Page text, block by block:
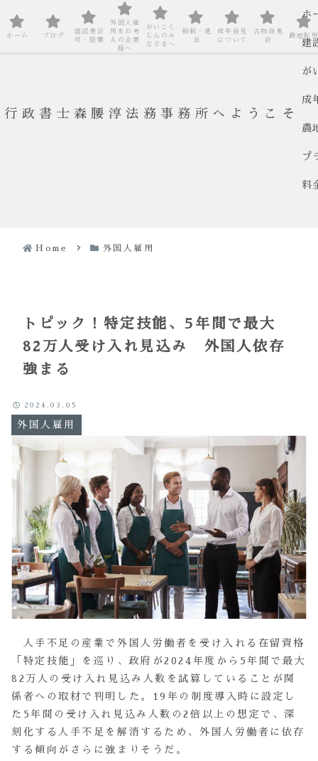
行政書士森腰淳法務事務所へようこそ
ホ
建
が
成
農
プ
料
Home 外国人雇用
トピック！特定技能、5年間で最大
82万人受け入れ見込み 外国人依存
強まる
外国人雇用
2024.03.05
人手不足の産業で外国人労働者を受け入れる在留資格
「特定技能」を巡り、政府が2024年度から5年間で最大
82万人の受け入れ見込み人数を試算していることが関
係者への取材で判明した。19年の制度導入時に設定し
た5年間の受け入れ見込み人数の2倍以上の想定で、深
刻化する人手不足を解消するため、外国人労働者に依存
する傾向がさらに強まりそうだ。
ホーム ブログ
建設業許
可・経審
外国人雇
用をお考
えの企業
様へ
がいこく
じんのみ
なさまへ
相続・遺
言
成年後見
について
古物商免
許
農地転